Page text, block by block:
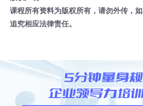
课程所有资料为版权所有，请勿外传，
追究相应法律责任。